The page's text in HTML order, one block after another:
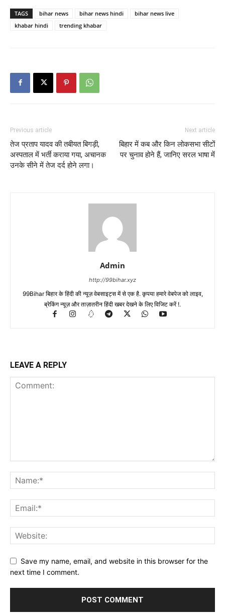
TAGS bihar news bihar news hindi
bihar news live
khabar hindi
trending khabar
Previous article
तेज प्रताप यादव की तबीयत बिगड़ी,
अस्पताल में भर्ती कराया गया, अचानक
उनके सीने में तेज दर्द होने लगा।
Next article
बिहार में कब और किन लोकसभा सीटों
पर चुनाव होने हैं, जानिए सरल भाषा में
Admin
http://99bihar.xyz
99Bihar बिहार के हिंदी की न्यूज़ वेबसाइट्स में से एक है. कृपया हमारे वेबपेज को लाइव,
ब्रेकिंग न्यूज़ और ताज़ातरीन हिंदी खबर देखने के लिए विजिट करें !.
LEAVE A REPLY
Save my name, email, and website in this browser for the
next time I comment.